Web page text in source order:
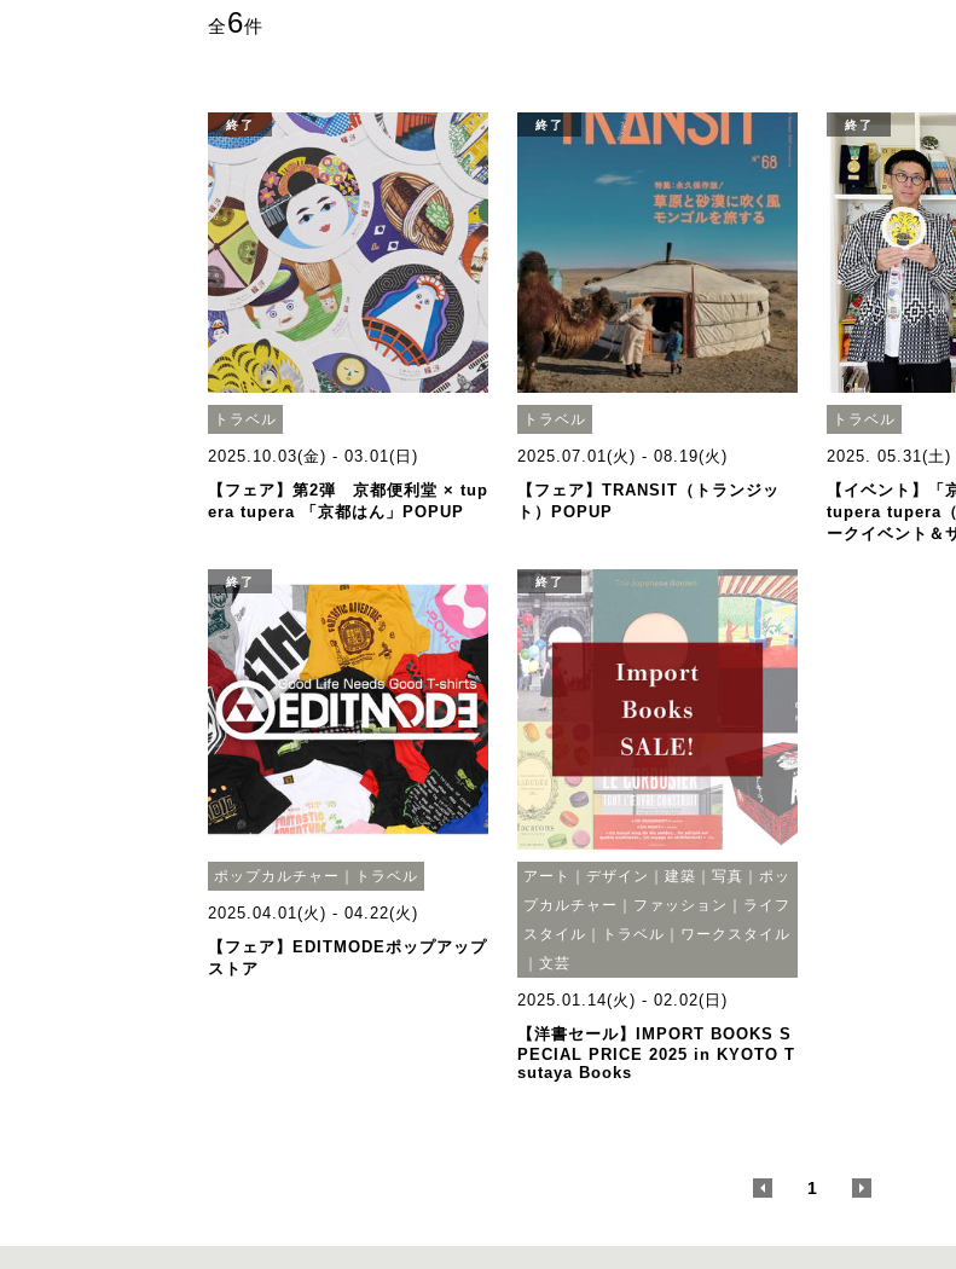
全6件
終了
トラベル
2025.10.03(金) - 03.01(日)
【フェア】第2弾 京都便利堂 × tup
era tupera 「京都はん」POPUP
終了
トラベル
2025.07.01(火) - 08.19(火)
【フェア】TRANSIT（トランジッ
ト）POPUP
終了
トラベル
2025. 05.31(土)
【イベント】「
tupera tupera（
ークイベント＆
終了
ポップカルチャー｜トラベル
2025.04.01(火) - 04.22(火)
【フェア】EDITMODEポップアップ
ストア
終了
アート｜デザイン｜建築｜写真｜ポッ
プカルチャー｜ファッション｜ライフ
スタイル｜トラベル｜ワークスタイル
｜文芸
2025.01.14(火) - 02.02(日)
【洋書セール】IMPORT BOOKS S
PECIAL PRICE 2025 in KYOTO T
sutaya Books
1